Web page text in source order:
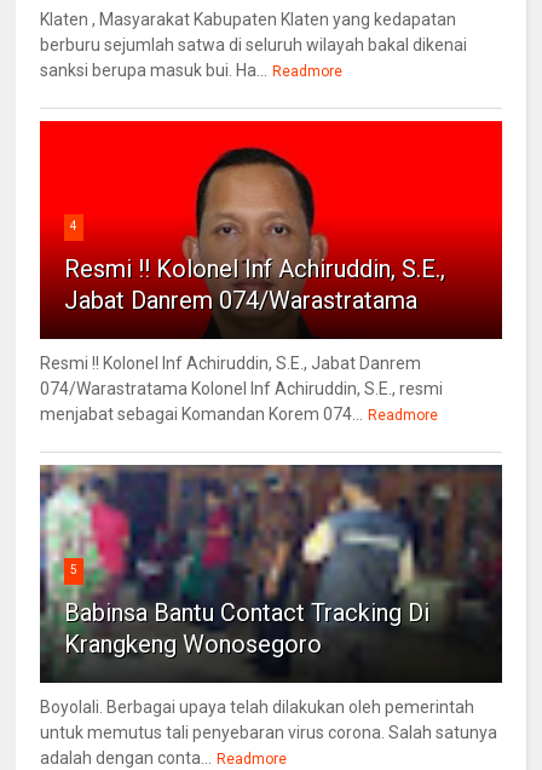
Klaten , Masyarakat Kabupaten Klaten yang kedapatan
berburu sejumlah satwa di seluruh wilayah bakal dikenai
sanksi berupa masuk bui. Ha... Readmore
4
Resmi !! Kolonel Inf Achiruddin, S.E.,
Jabat Danrem 074/Warastratama
Resmi !! Kolonel Inf Achiruddin, S.E., Jabat Danrem
074/Warastratama Kolonel Inf Achiruddin, S.E., resmi
menjabat sebagai Komandan Korem 074... Readmore
5
Babinsa Bantu Contact Tracking Di
Krangkeng Wonosegoro
Boyolali. Berbagai upaya telah dilakukan oleh pemerintah
untuk memutus tali penyebaran virus corona. Salah satunya
adalah dengan conta... Readmore